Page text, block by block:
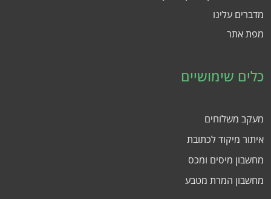
מדברים עלינו
מפת אתר
כלים שימושיים
מעקב משלוחים
איתור מיקוד לכתובת
מחשבון מיסים ומכס
מחשבון המרת מטבע